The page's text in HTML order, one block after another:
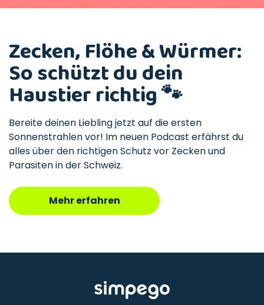
Zecken, Flöhe & Würmer:
So schützt du dein
Haustier richtig 🐾
Bereite deinen Liebling jetzt auf die ersten
Sonnenstrahlen vor! Im neuen Podcast erfährst du
alles über den richtigen Schutz vor Zecken und
Parasiten in der Schweiz.
Mehr erfahren